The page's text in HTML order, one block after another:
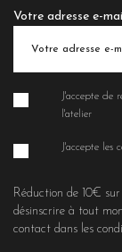
Votre adresse e-mail
J'accepte de
l'atelier
J'accepte
Réduction de 10€
désinscrire à tout
contact dans les